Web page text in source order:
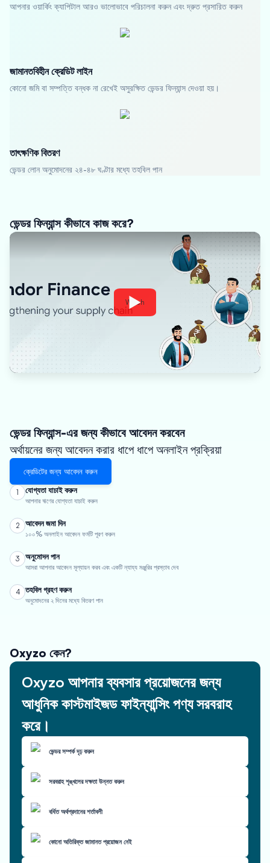
আপনার ওয়ার্কিং ক্যাপিটাল আরও ভালোভাবে পরিচালনা করুন এবং দ্রুত প্রসারিত করুন
জামানতবিহীন ক্রেডিট লাইন
কোনো জমি বা সম্পত্তি বন্ধক না রেখেই অসুরক্ষিত ভেন্ডর ফিন্যান্স দেওয়া হয়।
তাৎক্ষণিক বিতরণ
ভেন্ডর লোন অনুমোদনের ২৪-৪৮ ঘণ্টার মধ্যে তহবিল পান
ভেন্ডর ফিন্যান্স কীভাবে কাজ করে?
Watch
ভেন্ডর ফিন্যান্স-এর জন্য কীভাবে আবেদন করবেন
অর্থায়নের জন্য আবেদন করার ধাপে ধাপে অনলাইন প্রক্রিয়া
ক্রেডিটের জন্য আবেদন করুন
1 যোগ্যতা যাচাই করুন
আপনার ঋণের যোগ্যতা যাচাই করুন
2 আবেদন জমা দিন
১০০% অনলাইন আবেদন ফর্মটি পূরণ করুন
3 অনুমোদন পান
আমরা আপনার আবেদন মূল্যায়ন করব এবং একটি ন্যায্য মঞ্জুরির প্রস্তাব দেব
4 তহবিল গ্রহণ করুন
অনুমোদনের ২ দিনের মধ্যে বিতরণ পান
Oxyzo কেন?
Oxyzo আপনার ব্যবসার প্রয়োজনের জন্য
আধুনিক কাস্টমাইজড ফাইন্যান্সিং পণ্য সরবরাহ
করে।
ভেন্ডর সম্পর্ক দৃঢ় করুন
সরবরাহ শৃঙ্খলের দক্ষতা উন্নত করুন
বর্ধিত অর্থপ্রদানের শর্তাবলী
কোনো অতিরিক্ত জামানত প্রয়োজন নেই